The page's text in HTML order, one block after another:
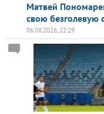
Матвей
свою безголевую
06.08.2026, 22:29